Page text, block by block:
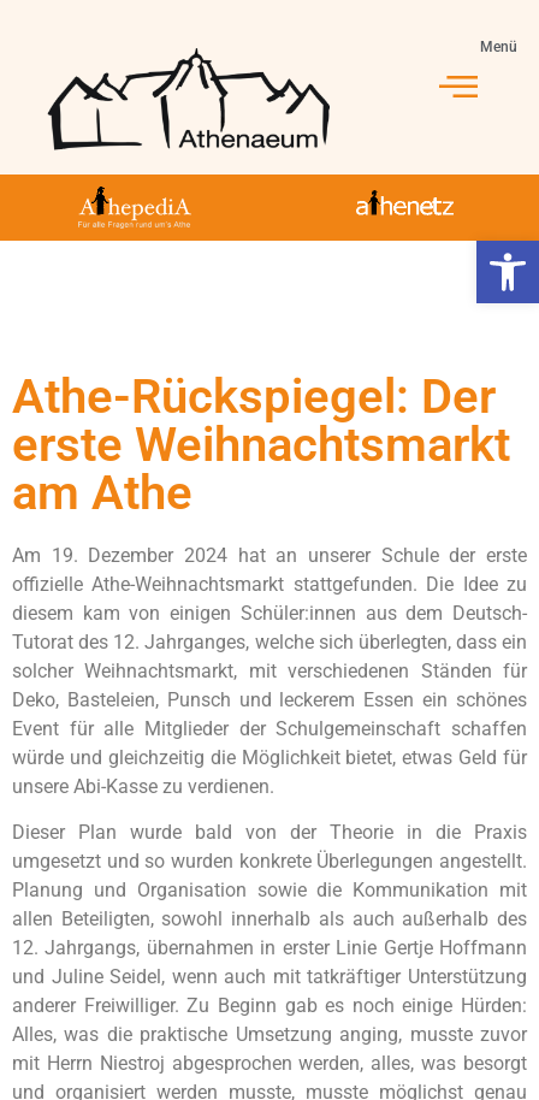
Menü
Athe-Rückspiegel: Der
erste Weihnachtsmarkt
am Athe
Am 19. Dezember 2024 hat an unserer Schule der erste
offizielle Athe-Weihnachtsmarkt stattgefunden. Die Idee zu
diesem kam von einigen Schüler:innen aus dem Deutsch-
Tutorat des 12. Jahrganges, welche sich überlegten, dass ein
solcher Weihnachtsmarkt, mit verschiedenen Ständen für
Deko, Basteleien, Punsch und leckerem Essen ein schönes
Event für alle Mitglieder der Schulgemeinschaft schaffen
würde und gleichzeitig die Möglichkeit bietet, etwas Geld für
unsere Abi-Kasse zu verdienen.
Dieser Plan wurde bald von der Theorie in die Praxis
umgesetzt und so wurden konkrete Überlegungen angestellt.
Planung und Organisation sowie die Kommunikation mit
allen Beteiligten, sowohl innerhalb als auch außerhalb des
12. Jahrgangs, übernahmen in erster Linie Gertje Hoffmann
und Juline Seidel, wenn auch mit tatkräftiger Unterstützung
anderer Freiwilliger. Zu Beginn gab es noch einige Hürden:
Alles, was die praktische Umsetzung anging, musste zuvor
mit Herrn Niestroj abgesprochen werden, alles, was besorgt
und organisiert werden musste, musste möglichst genau